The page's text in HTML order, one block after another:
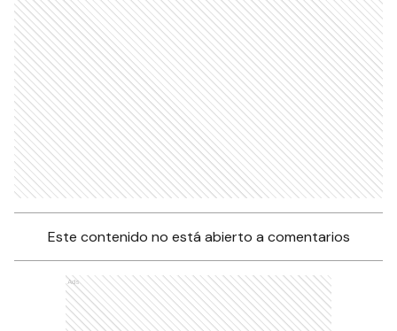
Este contenido no está abierto a comentarios
Ads